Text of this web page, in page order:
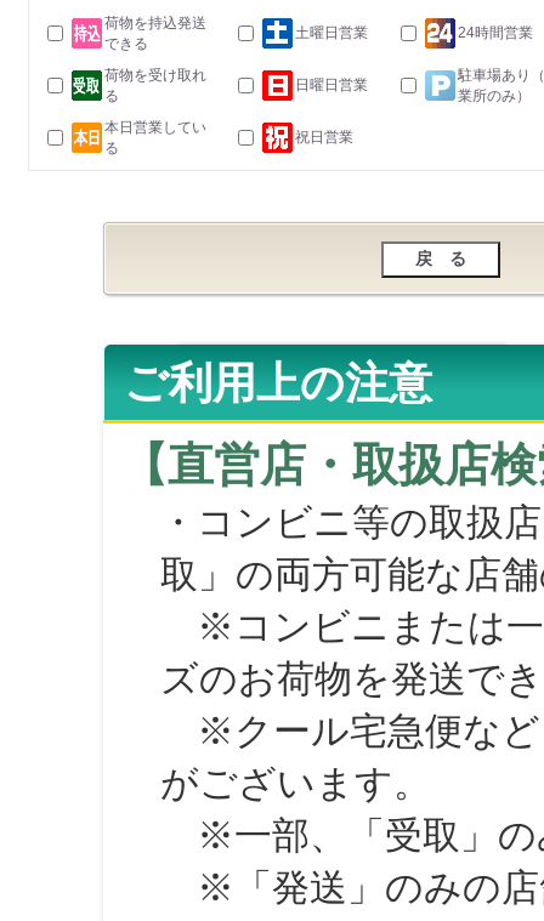
荷物を持込発送
できる
土曜日営業 24時間営業
荷物を受け取れ
る
日曜日営業
駐車場あり
業所のみ）
本日営業してい
る
祝日営業
ご利用上の注意
【直営店・取扱店
・コンビニ等の取扱
取」の両方可能な店
※コンビニまたは一
ズのお荷物を発送で
※クール宅急便など
がございます。
※一部、「受取」の
※「発送」のみの店